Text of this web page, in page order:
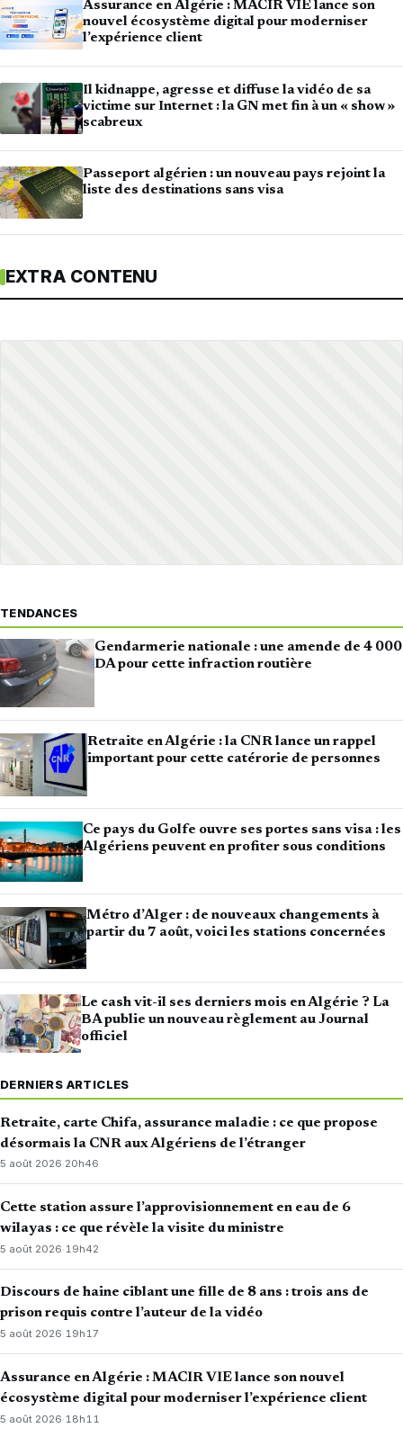
Assurance en Algérie : MACIR VIE lance son
nouvel écosystème digital pour moderniser
l’expérience client
Il kidnappe, agresse et diffuse la vidéo de sa
victime sur Internet : la GN met fin à un « show »
scabreux
Passeport algérien : un nouveau pays rejoint la
liste des destinations sans visa
EXTRA CONTENU
TENDANCES
Gendarmerie nationale : une amende de 4 000
DA pour cette infraction routière
Retraite en Algérie : la CNR lance un rappel
important pour cette catérorie de personnes
Ce pays du Golfe ouvre ses portes sans visa : les
Algériens peuvent en profiter sous conditions
Métro d’Alger : de nouveaux changements à
partir du 7 août, voici les stations concernées
Le cash vit-il ses derniers mois en Algérie ? La
BA publie un nouveau règlement au Journal
officiel
DERNIERS ARTICLES
Retraite, carte Chifa, assurance maladie : ce que propose
désormais la CNR aux Algériens de l’étranger
5 août 2026·20h46
Cette station assure l’approvisionnement en eau de 6
wilayas : ce que révèle la visite du ministre
5 août 2026· 19h42
Discours de haine ciblant une fille de 8 ans : trois ans de
prison requis contre l’auteur de la vidéo
5 août 2026·19h17
Assurance en Algérie : MACIR VIE lance son nouvel
écosystème digital pour moderniser l’expérience client
5 août 2026· 18h11